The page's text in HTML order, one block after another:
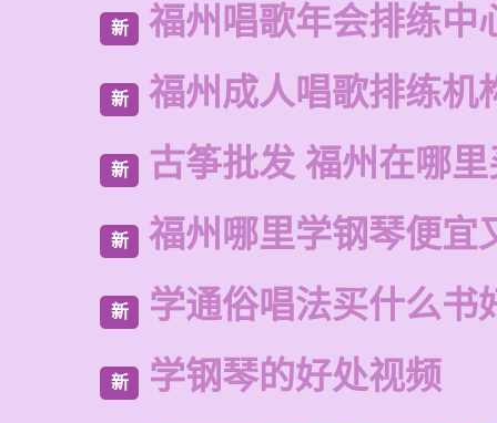
新 福州唱歌年会排练中
新 福州成人唱歌排练机
新 古筝批发 福州在哪
新 福州哪里学钢琴便宜
新 学通俗唱法买什么书
新 学钢琴的好处视频